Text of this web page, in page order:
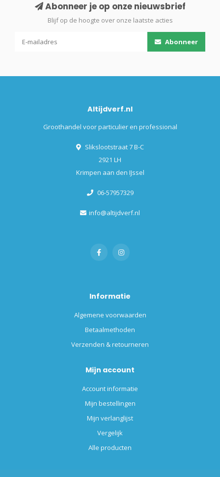
Abonneer je op onze nieuwsbrief
Blijf op de hoogte over onze laatste acties
Abonneer
Altijdverf.nl
Groothandel voor particulier en professional
Slikslootstraat 7 B-C
2921 LH
Krimpen aan den IJssel
06-57957329
info@altijdverf.nl
Informatie
Algemene voorwaarden
Betaalmethoden
Verzenden & retourneren
Mijn account
Account informatie
Mijn bestellingen
Mijn verlanglijst
Vergelijk
Alle producten